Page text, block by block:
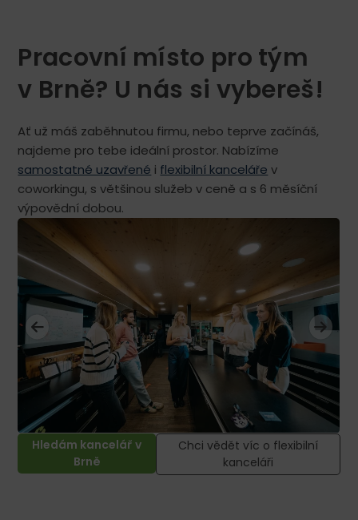
Pracovní místo pro tým
v Brně? U nás si vybereš!
Ať už máš zaběhnutou firmu, nebo teprve začínáš,
najdeme pro tebe ideální prostor. Nabízíme
samostatné uzavřené i flexibilní kanceláře v
coworkingu, s většinou služeb v ceně a s 6 měsíční
výpovědní dobou.
Hledám kancelář v
Brně
Chci vědět víc o flexibilní
kanceláři